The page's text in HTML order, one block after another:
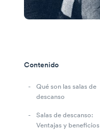
Contenido
Qué son las salas de
descanso
Salas de descanso:
Ventajas y beneficios